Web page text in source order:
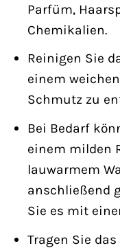
Parfüm,
Chemikalien.
Reinigen Sie
einem
Schmutz zu
Bei Bedarf
einem milden
lauwarmem
anschließend
Sie es mit
Tragen Sie